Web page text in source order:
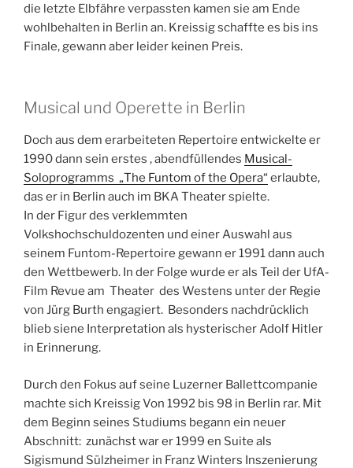
die letzte Elbfähre verpassten kamen sie am Ende
wohlbehalten in Berlin an. Kreissig schaffte es bis ins
Finale, gewann aber leider keinen Preis.
Musical und Operette in Berlin
Doch aus dem erarbeiteten Repertoire entwickelte er
1990 dann sein erstes , abendfüllendes Musical-
Soloprogramms „The Funtom of the Opera“ erlaubte,
das er in Berlin auch im BKA Theater spielte.
In der Figur des verklemmten
Volkshochschuldozenten und einer Auswahl aus
seinem Funtom-Repertoire gewann er 1991 dann auch
den Wettbewerb. In der Folge wurde er als Teil der UfA-
Film Revue am Theater des Westens unter der Regie
von Jürg Burth engagiert. Besonders nachdrücklich
blieb siene Interpretation als hysterischer Adolf Hitler
in Erinnerung.
Durch den Fokus auf seine Luzerner Ballettcompanie
machte sich Kreissig Von 1992 bis 98 in Berlin rar. Mit
dem Beginn seines Studiums begann ein neuer
Abschnitt: zunächst war er 1999 en Suite als
Sigismund Sülzheimer in Franz Winters Inszenierung